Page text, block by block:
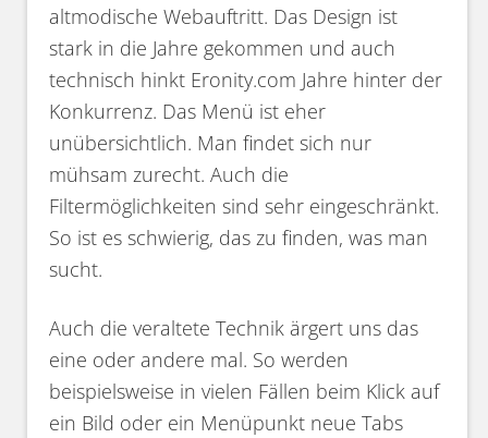
altmodische Webauftritt. Das Design ist
stark in die Jahre gekommen und auch
technisch hinkt Eronity.com Jahre hinter der
Konkurrenz. Das Menü ist eher
unübersichtlich. Man findet sich nur
mühsam zurecht. Auch die
Filtermöglichkeiten sind sehr eingeschränkt.
So ist es schwierig, das zu finden, was man
sucht.
Auch die veraltete Technik ärgert uns das
eine oder andere mal. So werden
beispielsweise in vielen Fällen beim Klick auf
ein Bild oder ein Menüpunkt neue Tabs